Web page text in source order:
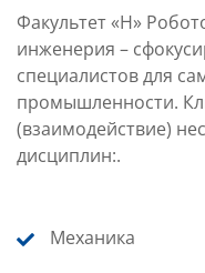
Факультет «Н»
инженерия –
специалистов для
промышленности.
(взаимодействие)
дисциплин:.
Механика